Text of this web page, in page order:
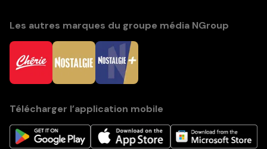
Les autres marques du groupe média NGroup
Télécharger l’application mobile